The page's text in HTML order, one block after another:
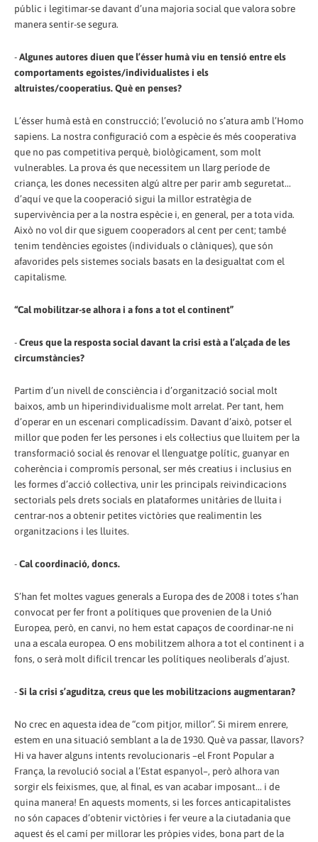
públic i legitimar-se davant d’una majoria social que valora sobre
manera sentir-se segura.
-Algunes autores diuen que l’ésser humà viu en tensió entre els
comportaments egoistes/individualistes i els
altruistes/cooperatius. Què en penses?
L’ésser humà està en construcció; l’evolució no s’atura amb l’Homo
sapiens. La nostra configuració com a espècie és més cooperativa
que no pas competitiva perquè, biològicament, som molt
vulnerables. La prova és que necessitem un llarg període de
criança, les dones necessiten algú altre per parir amb seguretat...
d’aquí ve que la cooperació sigui la millor estratègia de
supervivència per a la nostra espècie i, en general, per a tota vida.
Això no vol dir que siguem cooperadors al cent per cent; també
tenim tendències egoistes (individuals o clàniques), que són
afavorides pels sistemes socials basats en la desigualtat com el
capitalisme.
“Cal mobilitzar-se alhora i a fons a tot el continent”
-Creus que la resposta social davant la crisi està a l’alçada de les
circumstàncies?
Partim d’un nivell de consciència i d’organització social molt
baixos, amb un hiperindividualisme molt arrelat. Per tant, hem
d’operar en un escenari complicadíssim. Davant d’això, potser el
millor que poden fer les persones i els col·lectius que lluitem per la
transformació social és renovar el llenguatge polític, guanyar en
coherència i compromís personal, ser més creatius i inclusius en
les formes d’acció col·lectiva, unir les principals reivindicacions
sectorials pels drets socials en plataformes unitàries de lluita i
centrar-nos a obtenir petites victòries que realimentin les
organitzacions i les lluites.
-Cal coordinació, doncs.
S’han fet moltes vagues generals a Europa des de 2008 i totes s’han
convocat per fer front a polítiques que provenien de la Unió
Europea, però, en canvi, no hem estat capaços de coordinar-ne ni
una a escala europea. O ens mobilitzem alhora a tot el continent i a
fons, o serà molt difícil trencar les polítiques neoliberals d’ajust.
-Si la crisi s’aguditza, creus que les mobilitzacions augmentaran?
No crec en aquesta idea de “com pitjor, millor”. Si mirem enrere,
estem en una situació semblant a la de 1930. Què va passar, llavors?
Hi va haver alguns intents revolucionaris –el Front Popular a
França, la revolució social a l’Estat espanyol–, però alhora van
sorgir els feixismes, que, al final, es van acabar imposant... i de
quina manera! En aquests moments, si les forces anticapitalistes
no són capaces d’obtenir victòries i fer veure a la ciutadania que
aquest és el camí per millorar les pròpies vides, bona part de la